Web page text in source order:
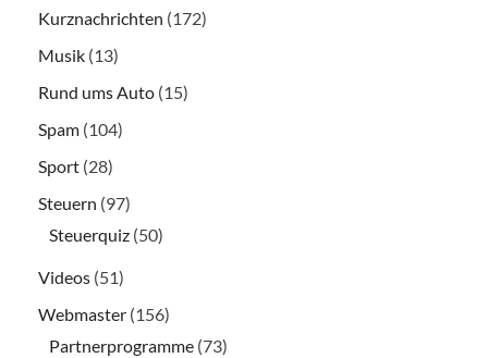
Kurznachrichten (172)
Musik (13)
Rund ums Auto (15)
Spam (104)
Sport (28)
Steuern (97)
Steuerquiz (50)
Videos (51)
Webmaster (156)
Partnerprogramme (73)